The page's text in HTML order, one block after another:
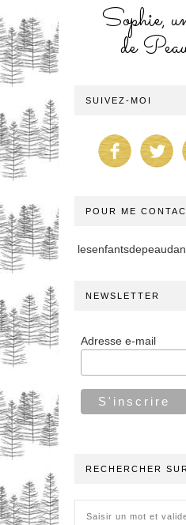
Sophie,
de
SUIVEZ-MOI
POUR ME
NEWSLETTER
Adresse e-mail
RECHERCHER